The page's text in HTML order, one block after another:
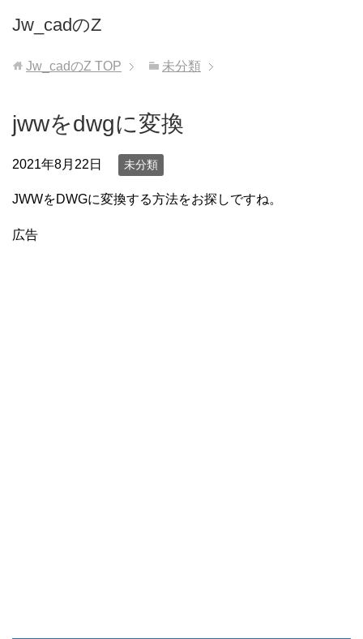
Jw_cadのZ
Jw_cadのZ TOP 未分類
jwwをdwgに変換
2021年8月22日 未分類
JWWをDWGに変換する方法をお探しですね。
広告